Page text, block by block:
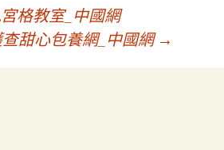
格教室_中國網
甜心包養網_中國網→